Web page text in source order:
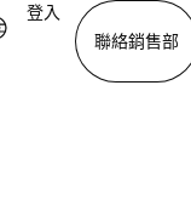
登入
聯絡銷售部